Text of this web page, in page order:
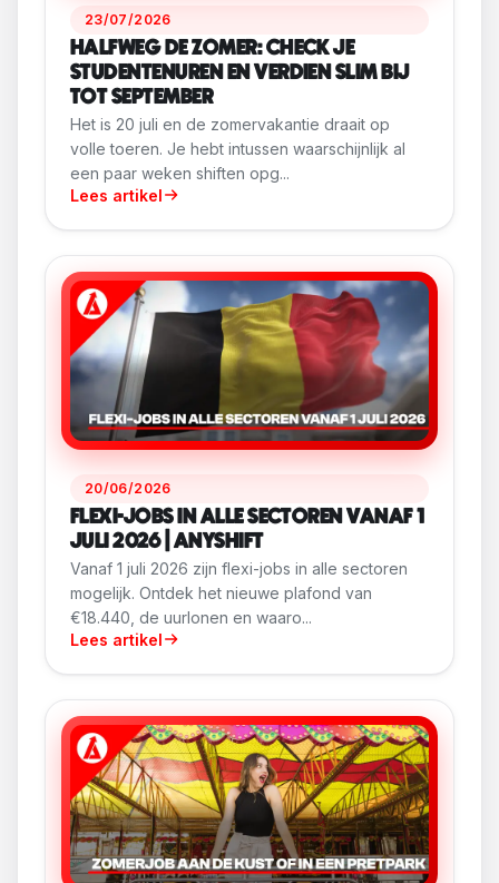
23/07/2026
HALFWEG DE ZOMER: CHECK JE
STUDENTENUREN EN VERDIEN SLIM BIJ
TOT SEPTEMBER
Het is 20 juli en de zomervakantie draait op
volle toeren. Je hebt intussen waarschijnlijk al
een paar weken shiften opg...
Lees artikel
20/06/2026
FLEXI-JOBS IN ALLE SECTOREN VANAF 1
JULI 2026 | ANYSHIFT
Vanaf 1 juli 2026 zijn flexi-jobs in alle sectoren
mogelijk. Ontdek het nieuwe plafond van
€18.440, de uurlonen en waaro...
Lees artikel